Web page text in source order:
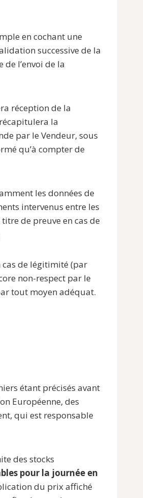
en cochant une
successive de la
l’envoi de la
réception de la
la
par le Vendeur, sous
qu’à compter de
les données de
intervenus entre les
de preuve en cas de
cas de légitimité (par
non-respect par le
tout moyen adéquat.
étant précisés avant
Européenne, des
qui est responsable
des stocks
pour la journée en
du prix affiché